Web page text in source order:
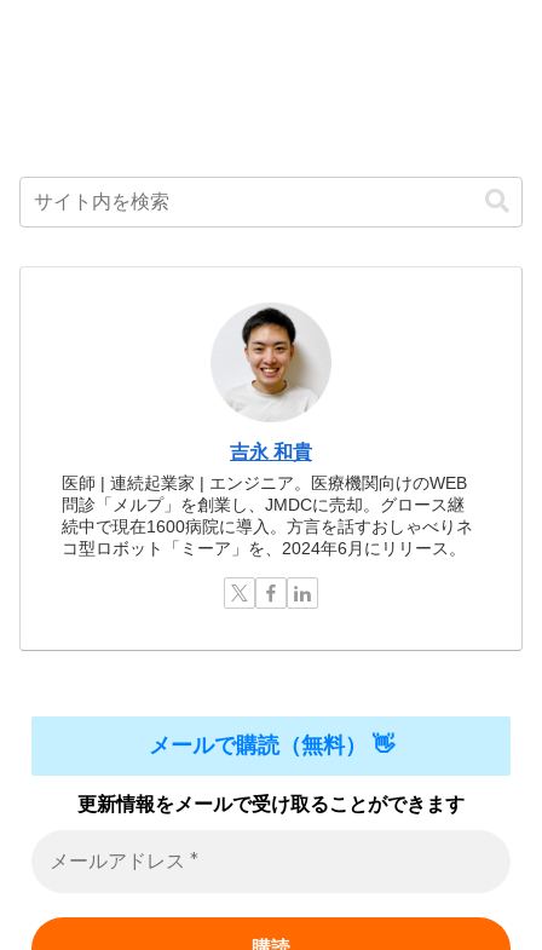
吉永 和貴
医師 | 連続起業家 | エンジニア。医療機関向けのWEB
問診「メルプ」を創業し、JMDCに売却。グロース継
続中で現在1600病院に導入。方言を話すおしゃべりネ
コ型ロボット「ミーア」を、2024年6月にリリース。
メールで購読（無料） 👋
更新情報をメールで受け取ることができます